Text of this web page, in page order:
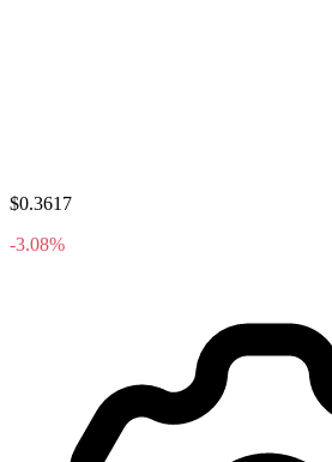
$0.3617
-3.08%